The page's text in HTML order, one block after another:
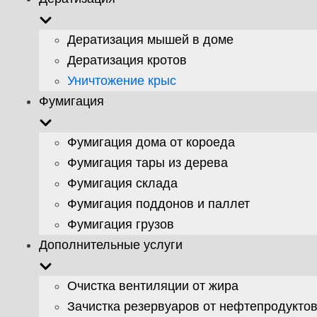
Дератизация мышей в доме
Дератизация кротов
Уничтожение крыс
Фумигация
Фумигация дома от короеда
Фумигация тары из дерева
Фумигация склада
Фумигация поддонов и паллет
Фумигация грузов
Дополнительные услуги
Очистка вентиляции от жира
Зачистка резервуаров от нефтепродуктов